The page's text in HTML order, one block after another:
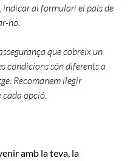
al formulari el país de
ho.
que cobreix un
condicions són diferents a
Recomanem llegir
cada opció.
amb la teva, la